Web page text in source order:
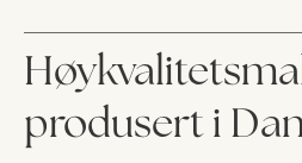
produsert i